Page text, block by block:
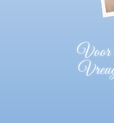
Voor